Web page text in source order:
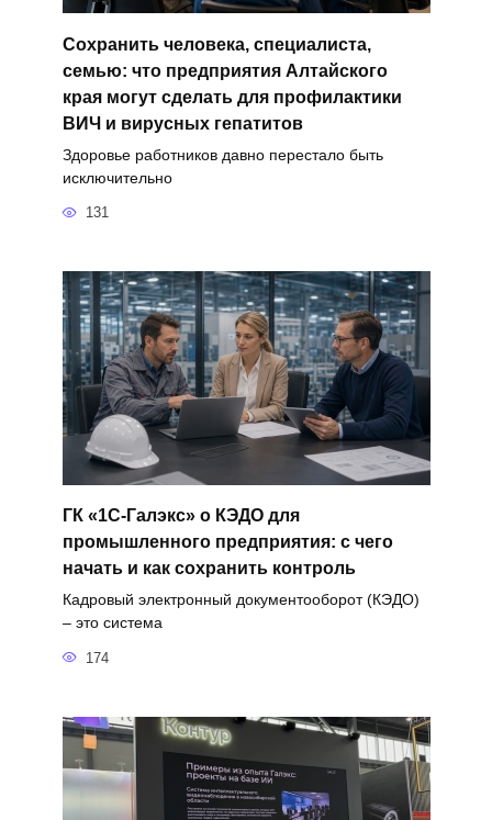
Сохранить человека, специалиста,
семью: что предприятия Алтайского
края могут сделать для профилактики
ВИЧ и вирусных гепатитов
Здоровье работников давно перестало быть
исключительно
131
ГК «1С-Галэкс» о КЭДО для
промышленного предприятия: с чего
начать и как сохранить контроль
Кадровый электронный документооборот (КЭДО)
– это система
174